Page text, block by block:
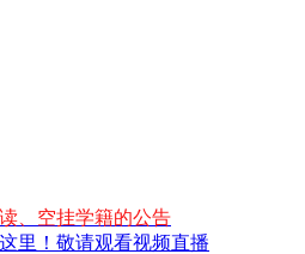
、空挂学籍的公告
里！敬请观看视频直播